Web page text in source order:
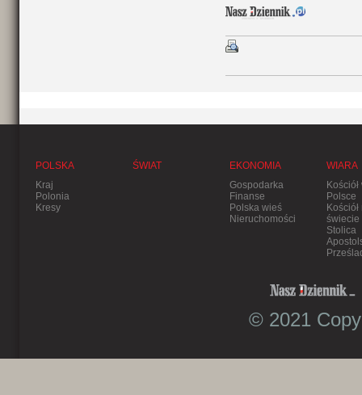
POLSKA
Kraj
Polonia
Kresy
ŚWIAT
EKONOMIA
Gospodarka
Finanse
Polska wieś
Nieruchomości
WIARA
Kościół
Polsce
Kościół
świecie
Stolica
© 2021